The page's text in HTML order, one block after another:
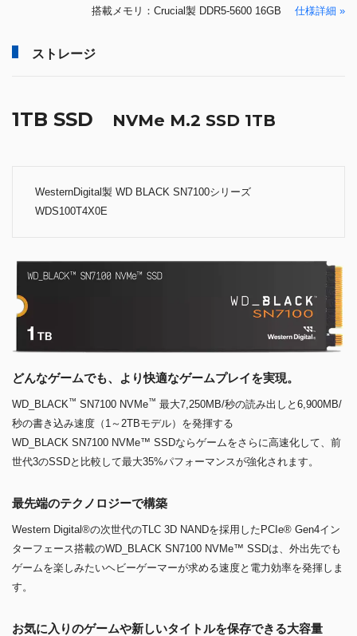
搭載メモリ：Crucial製 DDR5-5600 16GB 仕様詳細 »
ストレージ
1TB SSD NVMe M.2 SSD 1TB
WesternDigital製 WD BLACK SN7100シリーズ
WDS100T4X0E
どんなゲームでも、より快適なゲームプレイを実現。
WD_BLACK™ SN7100 NVMe™ 最大7,250MB/秒の読み出しと6,900MB/
秒の書き込み速度（1～2TBモデル）を発揮する
WD_BLACK SN7100 NVMe™ SSDならゲームをさらに高速化して、前
世代3のSSDと比較して最大35%パフォーマンスが強化されます。
最先端のテクノロジーで構築
Western Digital®の次世代のTLC 3D NANDを採用したPCIe® Gen4イン
ターフェース搭載のWD_BLACK SN7100 NVMe™ SSDは、外出先でも
ゲームを楽しみたいヘビーゲーマーが求める速度と電力効率を発揮しま
す。
お気に入りのゲームや新しいタイトルを保存できる大容量